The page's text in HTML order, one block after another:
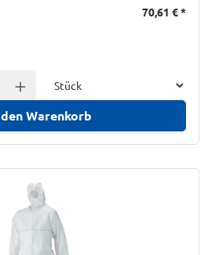
70,61 €*
Anzahl erhöhen
Warenkorb